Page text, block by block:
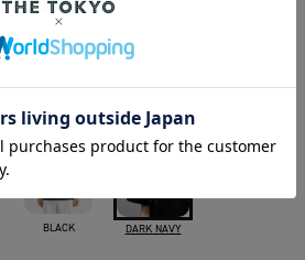
￥19,800
180ポイント付与
カラー
BLACK DARK NAVY